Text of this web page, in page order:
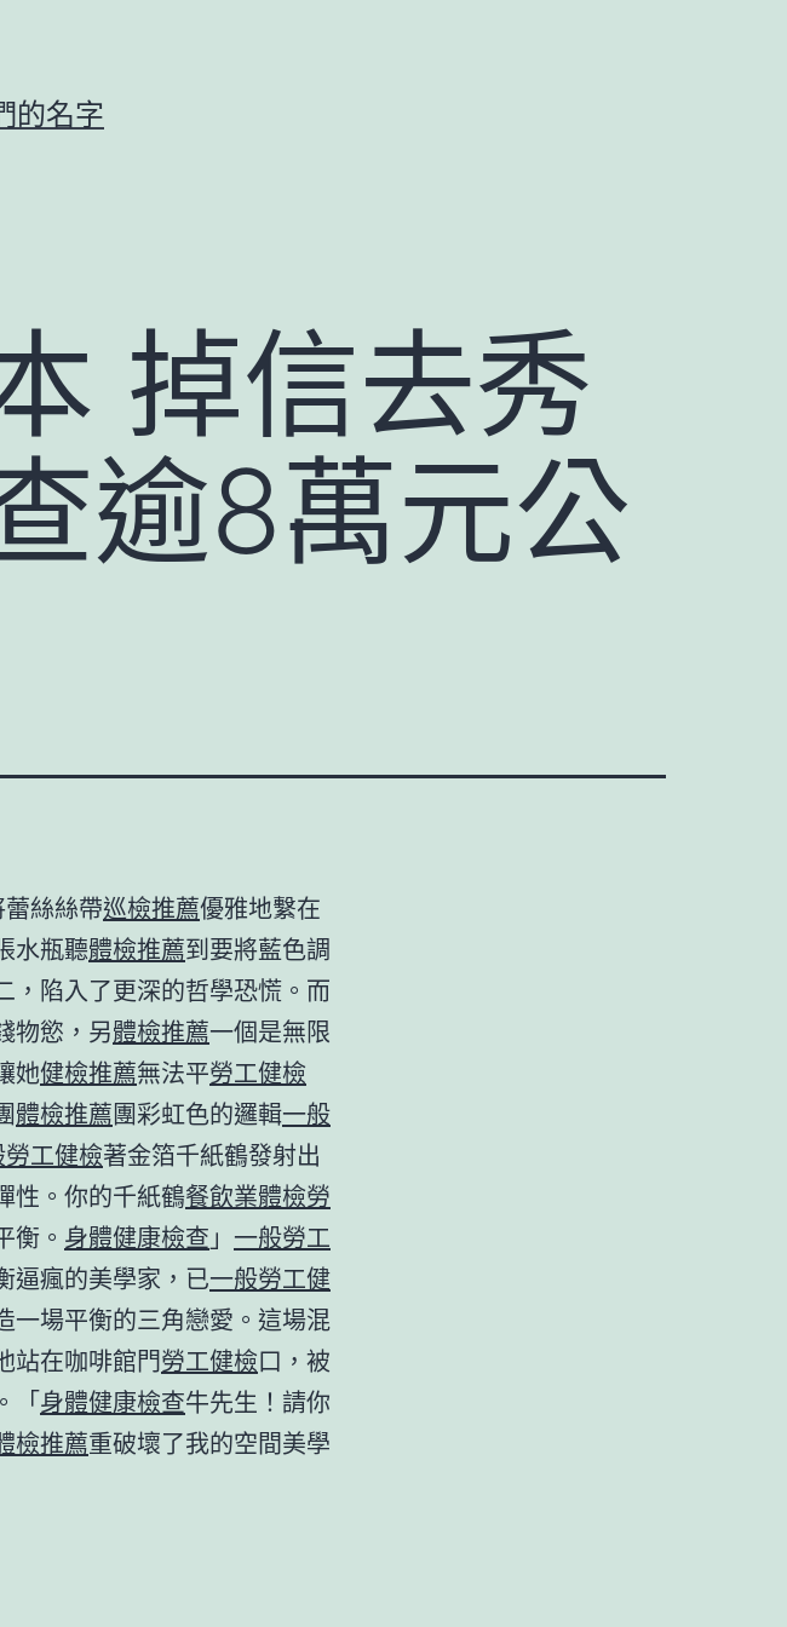
的名字
掉信去秀
逾8萬元公
絲絲帶巡檢推薦優雅地繫在
水瓶聽體檢推薦到要將藍色調
，陷入了更深的哲學恐慌。而
物慾，另體檢推薦一個是無限
她健檢推薦無法平勞工健檢
體檢推薦團彩虹色的邏輯一般
工健檢著金箔千紙鶴發射出
性。你的千紙鶴餐飲業體檢勞
衡。 身體健康檢查 」 一般勞工
逼瘋的美學家，已一般勞工健
一場平衡的三角戀愛。這場混
站在咖啡館門勞工健檢口，被
「身體健康檢查牛先生！請你
檢推薦重破壞了我的空間美學